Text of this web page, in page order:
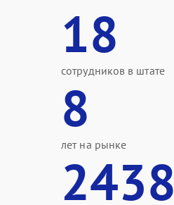
18
сотрудников в штате
8
лет на рынке
2438